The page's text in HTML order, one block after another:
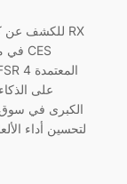
على
الكبرى في سوق